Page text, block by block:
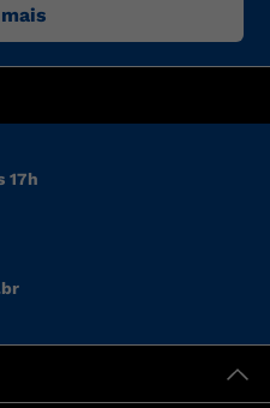
competitivos.
17h